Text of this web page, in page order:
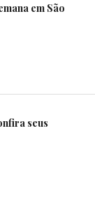
em São
seus